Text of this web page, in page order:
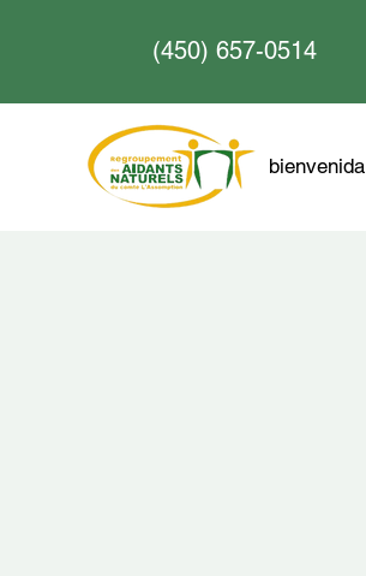
(450) 657-0514
bienvenida